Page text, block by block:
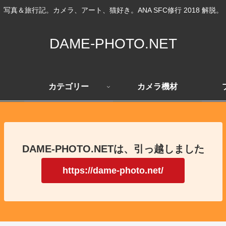
写真＆旅行記。カメラ、アート、猫好き。ANA SFC修行 2018 解脱。
DAME-PHOTO.NET
カテゴリー カメラ機材
DAME-PHOTO.NETは、引っ越しました
https://dame-photo.net/